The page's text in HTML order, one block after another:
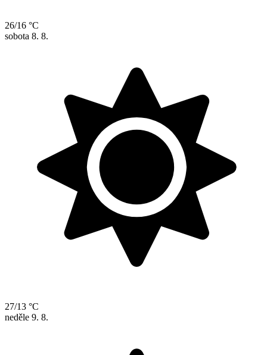
26/16 °C
sobota 8. 8.
27/13 °C
neděle 9. 8.